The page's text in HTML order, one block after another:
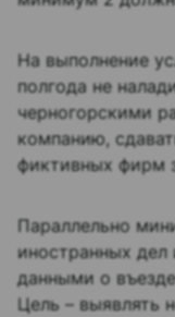
На выполнение
полгода не
черногорскими
компанию,
фиктивных фирм
Параллельно
иностранных
данными о
Цель – выявлять